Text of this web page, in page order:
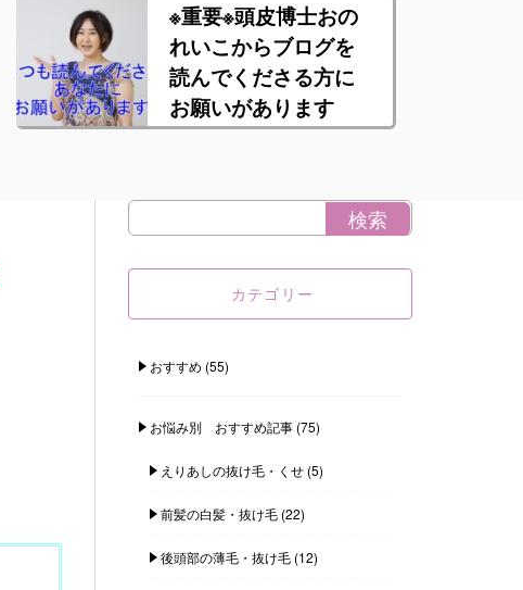
※重要※頭皮博士おの
れいこからブログを
読んでくださる方に
お願いがあります
カテゴリー
おすすめ (55)
お悩み別 おすすめ記事(75)
えりあしの抜け毛・くせ(5)
前髪の白髪・抜け毛(22)
後頭部の薄毛・抜け毛(12)